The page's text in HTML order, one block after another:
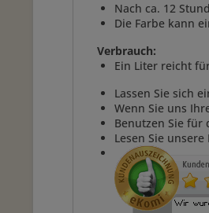
Nach ca. 12
Die Farbe kann
Verbrauch:
Ein Liter reicht
Lassen Sie sich
Wenn Sie uns
Benutzen Sie für
Lesen Sie